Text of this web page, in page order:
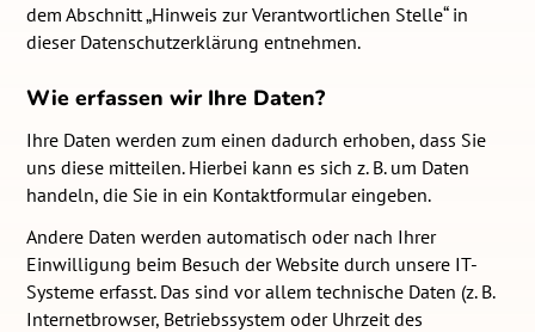
dem Abschnitt „Hinweis zur Verantwortlichen Stelle“ in
dieser Datenschutzerklärung entnehmen.
Wie erfassen wir Ihre Daten?
Ihre Daten werden zum einen dadurch erhoben, dass Sie
uns diese mitteilen. Hierbei kann es sich z. B. um Daten
handeln, die Sie in ein Kontaktformular eingeben.
Andere Daten werden automatisch oder nach Ihrer
Einwilligung beim Besuch der Website durch unsere IT-
Systeme erfasst. Das sind vor allem technische Daten (z. B.
Internetbrowser, Betriebssystem oder Uhrzeit des